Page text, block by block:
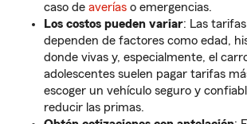
caso de averías o emergencias.
Los costos pueden variar: Las
dependen de factores como edad,
donde vivas y, especialmente, el
adolescentes suelen pagar tarifas
escoger un vehículo seguro y
reducir las primas.